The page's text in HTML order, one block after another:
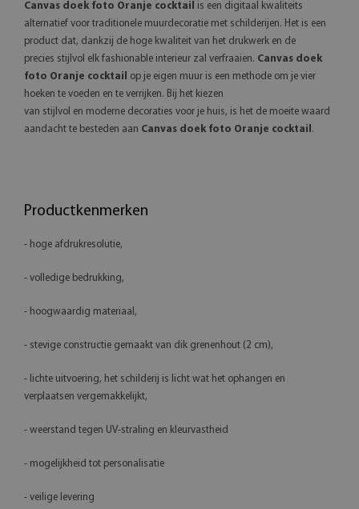
Canvas doek foto Oranje cocktail
is een digitaal kwaliteits
alternatief voor traditionele muurdecoratie met schilderijen. Het is een
product dat, dankzij de hoge kwaliteit van het drukwerk en de
precies stijlvol elk fashionable interieur zal verfraaien. Canvas doek
foto Oranje cocktail
op je eigen muur is een methode om je vier
hoeken te voeden en te verrijken. Bij het kiezen
van stijlvol en moderne decoraties voor je huis, is het de moeite waard
aandacht te besteden aan Canvas doek foto Oranje cocktail .
Productkenmerken
- hoge afdrukresolutie,
- volledige bedrukking,
- hoogwaardig materiaal,
- stevige constructie gemaakt van dik grenenhout (2 cm),
- lichte uitvoering, het schilderij is licht wat het ophangen en
verplaatsen vergemakkelijkt,
- weerstand tegen UV-straling en kleurvastheid
- mogelijkheid tot personalisatie
- veilige levering